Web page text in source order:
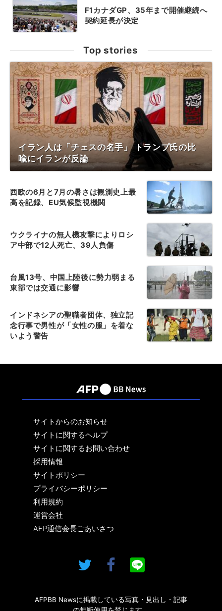
F1カナダGP、35年まで開催継続へ
契約延長が決定
Top stories
イラン人は「チェスの名手」 トランプ氏の比
喩にイランが反論
西欧の6月と7月の暑さは観測史上最
高を記録、EU気候監視機関
ウクライナの無人機攻撃によりロシ
ア中部で12人死亡、39人負傷
台風13号、中国上陸後に勢力弱まる
東部では交通に影響
インドネシアの聖職者団体、独立記
念行事で男性が「女性の服」を着な
いよう警告
サイトからのお知らせ
サイトに関するヘルプ
サイトに関するお問い合わせ
採用情報
サイトポリシー
プライバシーポリシー
利用規約
運営会社
AFP通信会長ごあいさつ
AFPBB Newsに掲載している写真・見出し・記事